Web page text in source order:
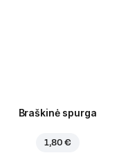
Braškinė spurga
1,80 €